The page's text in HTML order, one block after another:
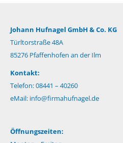
Johann Hufnagel GmbH & Co. KG
Türltorstraße 48A
85276 Pfaffenhofen an der Ilm
Kontakt:
Telefon: 08441 – 40260
eMail: info@firmahufnagel.de
Öffnungszeiten: